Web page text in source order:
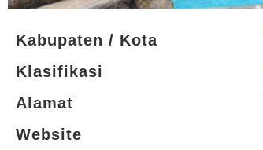
Kabupaten / Kota
Klasifikasi
Alamat
Website